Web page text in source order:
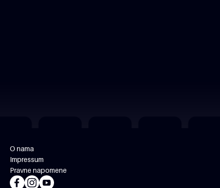
O nama
Impressum
Pravne napomene